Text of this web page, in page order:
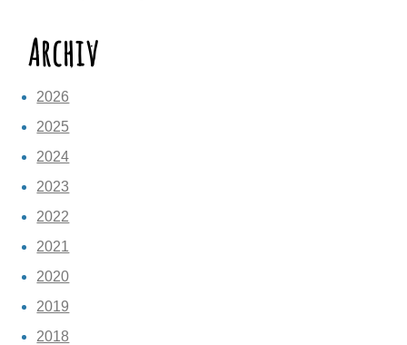
Archiv
2026
2025
2024
2023
2022
2021
2020
2019
2018